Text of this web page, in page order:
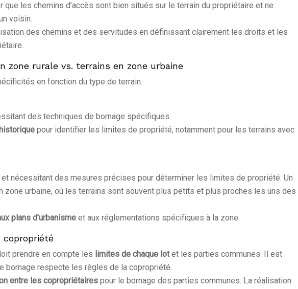
que les chemins d’accès sont bien situés sur le terrain du propriétaire et ne
voisin.
des chemins et des servitudes en définissant clairement les droits et les
zone rurale vs. terrains en zone urbaine
en fonction du type de terrain.
des techniques de bornage spécifiques.
pour identifier les limites de propriété, notamment pour les terrains avec
et nécessitant des mesures précises pour déterminer les limites de propriété. Un
zone urbaine, où les terrains sont souvent plus petits et plus proches les uns des
plans d’urbanisme et aux réglementations spécifiques à la zone.
copropriété
prendre en compte les limites de chaque lotet les parties communes. Il est
bornage respecte les règles de la copropriété.
entre les copropriétaires pour le bornage des parties communes. La réalisation